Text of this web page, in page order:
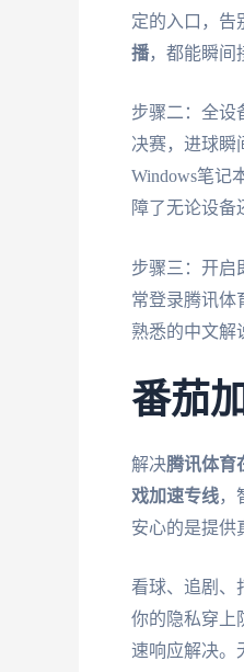
定的入口，告
播，都能瞬间
步骤二：全设
决赛，进球瞬
Windows笔记
障了无论设备
步骤三：开启
常登录腾讯体
熟悉的中文解
番茄
解决腾讯体育
戏加速专线，
安心的是提供
看球、追剧、
你的隐私穿上
速响应解决。